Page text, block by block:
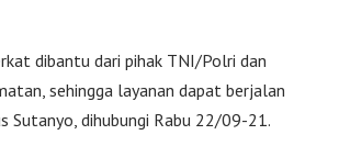
dibantu dari pihak TNI/Polri dan
sehingga layanan dapat berjalan
Sutanyo, dihubungi Rabu 22/09-21.